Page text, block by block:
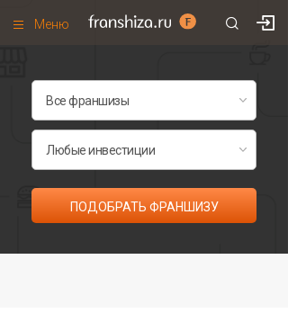
Меню
Франшизы по категориям
Рейтинг франшиз
Все франшизы списком
ПОДОБРАТЬ ФРАНШИЗУ